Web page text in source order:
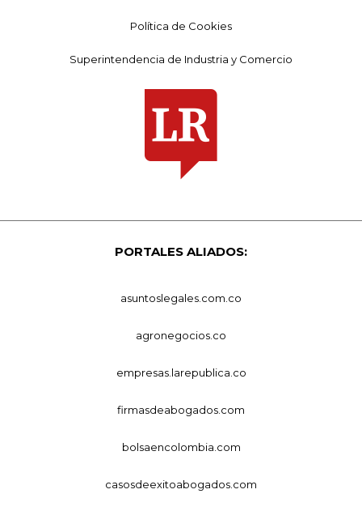
Política de Cookies
Superintendencia de Industria y Comercio
PORTALES ALIADOS:
asuntoslegales.com.co
agronegocios.co
empresas.larepublica.co
firmasdeabogados.com
bolsaencolombia.com
casosdeexitoabogados.com